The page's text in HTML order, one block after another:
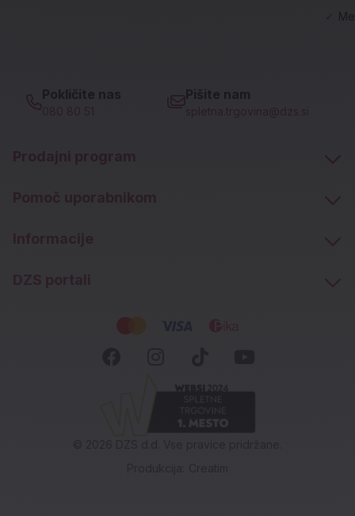
✓
Pokličite nas
080 80 51
Pišite nam
spletna.trgovina@dzs.si
Prodajni program
Pomoč uporabnikom
Informacije
DZS portali